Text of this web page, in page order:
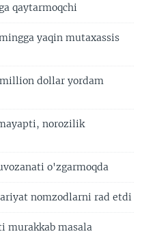
qaytarmoqchi
yaqin mutaxassis
dollar yordam
norozilik
o'zgarmoqda
nomzodlarni rad etdi
murakkab masala